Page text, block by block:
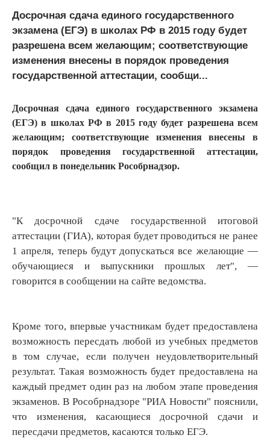
Досрочная сдача единого государственного
экзамена (ЕГЭ) в школах РФ в 2015 году будет
разрешена всем желающим; соответствующие
изменения внесены в порядок проведения
государственной аттестации, сообщи...
Досрочная сдача единого государственного экзамена
(ЕГЭ) в школах РФ в 2015 году будет разрешена всем
желающим; соответствующие изменения внесены в
порядок проведения государственной аттестации,
сообщил в понедельник Рособрнадзор.
"К досрочной сдаче государственной итоговой
аттестации (ГИА), которая будет проводиться не ранее
1 апреля, теперь будут допускаться все желающие —
обучающиеся и выпускники прошлых лет", —
говорится в сообщении на сайте ведомства.
Кроме того, впервые участникам будет предоставлена
возможность пересдать любой из учебных предметов
в том случае, если получен неудовлетворительный
результат. Такая возможность будет предоставлена на
каждый предмет один раз на любом этапе проведения
экзаменов. В Рособрнадзоре "РИА Новости" пояснили,
что изменения, касающиеся досрочной сдачи и
пересдачи предметов, касаются только ЕГЭ.